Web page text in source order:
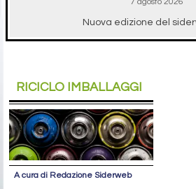
7 agosto 2026
Nuova edizione del
RICICLO IMBALLAGGI
A cura di Redazione Siderweb